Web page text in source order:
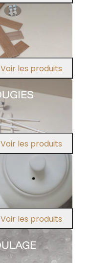
Voir les produits
Voir les produits
Voir les produits